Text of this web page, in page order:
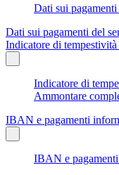
Dati sui
Dati sui pagamenti del
Indicatore di tempestività
Indicatore di
Ammontare
IBAN e pagamenti
IBAN e